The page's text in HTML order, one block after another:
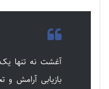
آغشت نه تنها
بازیابی آرامش و